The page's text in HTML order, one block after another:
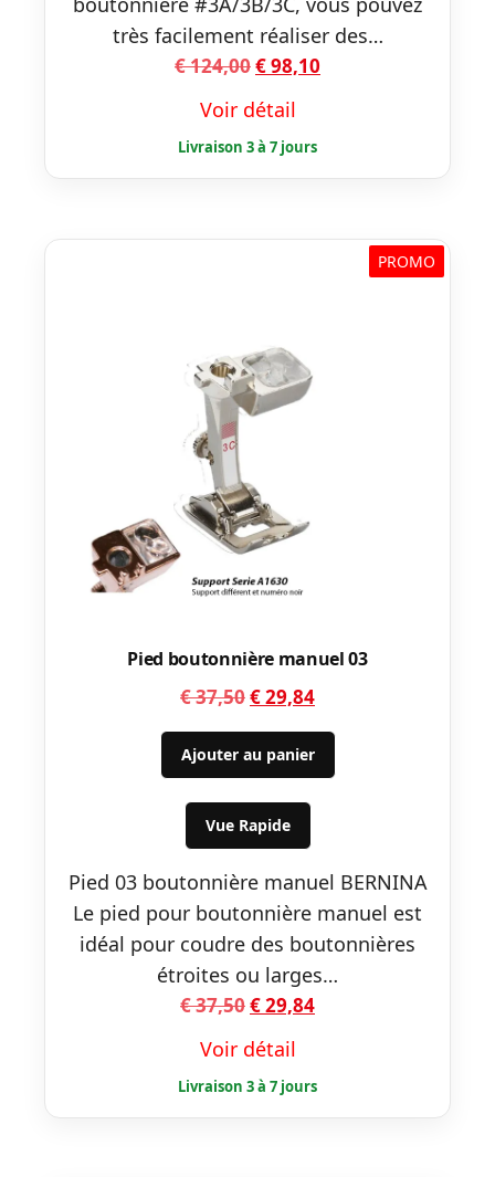
très facilement réaliser des…
€124,00Le
initial
était :
€ 124,00.
€98,10
€ 98,10.
Voir détail
PROMO
Pied boutonnière manuel 03
€37,50Le
prix
initial
était :
€ 37,50.
€29,84Le
prix
actuel
est :
Ajouter au panier
Vue Rapide
Pied 03 boutonnière manuel BERNINA
Le pied pour boutonnière manuel est
idéal pour coudre des boutonnières
étroites ou larges…
€37,50Le
initial
était :
€ 37,50.
€29,84Le
est :
€ 29,84.
Voir détail